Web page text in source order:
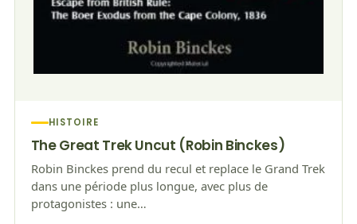
HISTOIRE
The Great Trek Uncut (Robin Binckes)
Robin Binckes prend du recul et replace le Grand Trek
dans une période plus longue, avec plus de
protagonistes : une…